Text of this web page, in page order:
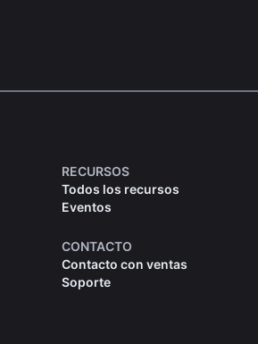
RECURSOS
Todos los recursos
Eventos
CONTACTO
Contacto con ventas
Soporte